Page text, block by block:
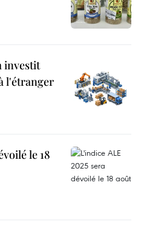
investit
l'étranger
le 18